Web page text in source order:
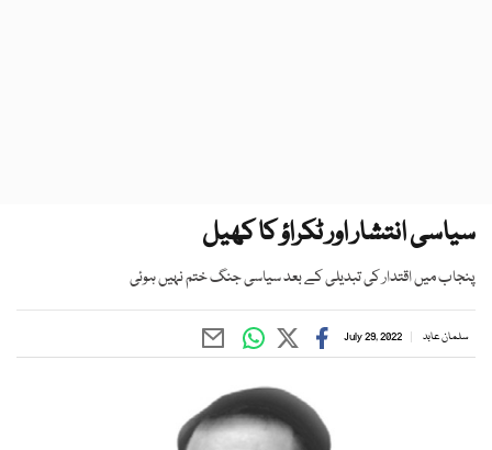
سیاسی انتشار اور ٹکراؤ کا کھیل
پنجاب میں اقتدار کی تبدیلی کے بعد سیاسی جنگ ختم نہیں ہوئی
سلمان عابد July 29, 2022